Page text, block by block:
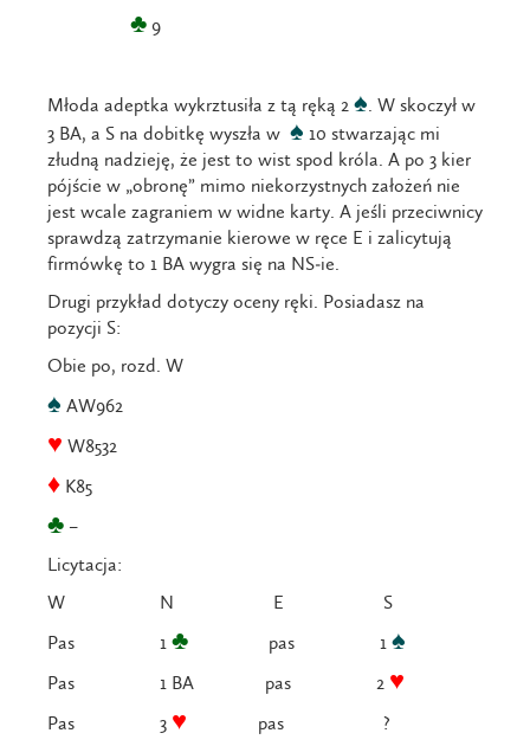
♣ 9
Młoda adeptka wykrztusiła z tą ręką 2 ♠. W skoczył w
3 BA, a S na dobitkę wyszła w ♠ 10 stwarzając mi
złudną nadzieję, że jest to wist spod króla. A po 3 kier
pójście w „obronę” mimo niekorzystnych założeń nie
jest wcale zagraniem w widne karty. A jeśli przeciwnicy
sprawdzą zatrzymanie kierowe w ręce E i zalicytują
firmówkę to 1 BA wygra się na NS-ie.
Drugi przykład dotyczy oceny ręki. Posiadasz na
pozycji S:
Obie po, rozd. W
♠ AW962
♥ W8532
♦ K85
♣ –
Licytacja:
W N E S
Pas 1 ♣ pas 1 ♠
Pas 1 BA pas 2 ♥
Pas 3 ♥ pas ?